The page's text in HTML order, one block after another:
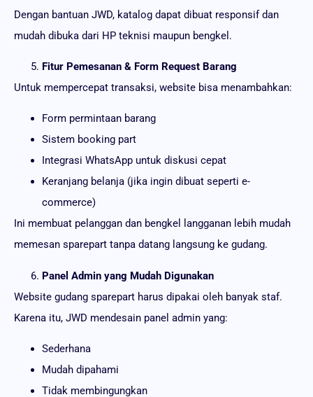
Dengan bantuan JWD, katalog dapat dibuat responsif dan
mudah dibuka dari HP teknisi maupun bengkel.
Fitur Pemesanan & Form Request Barang
Untuk mempercepat transaksi, website bisa menambahkan:
Form permintaan barang
Sistem booking part
Integrasi WhatsApp untuk diskusi cepat
Keranjang belanja (jika ingin dibuat seperti e-
commerce)
Ini membuat pelanggan dan bengkel langganan lebih mudah
memesan sparepart tanpa datang langsung ke gudang.
Panel Admin yang Mudah Digunakan
Website gudang sparepart harus dipakai oleh banyak staf.
Karena itu, JWD mendesain panel admin yang:
Sederhana
Mudah dipahami
Tidak membingungkan